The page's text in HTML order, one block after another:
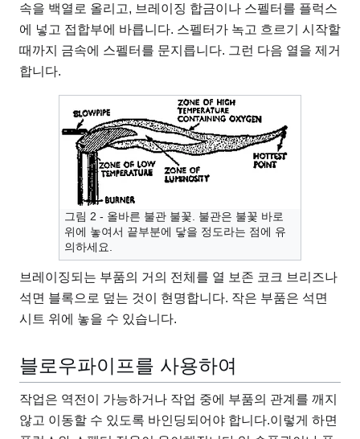
속을 백열로 올리고, 브레이징 합금이나 스펠터를 플럭스
에 넣고 접합부에 바릅니다. 스펠터가 녹고 흐르기 시작할
때까지 금속에 스펠터를 문지릅니다. 그런 다음 열을 제거
합니다.
그림 2 - 올바른 불관 불꽃. 불관은 불꽃 바로
위에 놓여서 끝부분에 닿을 정도라는 점에 유
의하세요.
브레이징되는 부품의 거의 전체를 열 보존 코크 브리즈나
석면 블록으로 덮는 것이 현명합니다. 작은 부품은 석면
시트 위에 놓을 수 있습니다.
블로우파이프를 사용하여
작업은 역전이 가능하거나 작업 중에 부품의 관계를 깨지
않고 이동할 수 있도록 바인딩되어야 합니다.이렇게 하면